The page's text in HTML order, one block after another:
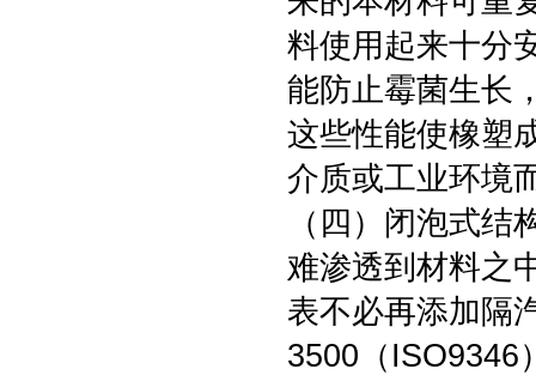
料使用起来十分
能防止霉菌生长
这些性能使橡塑
介质或工业环境
（四）闭泡式
难渗透到材料之
表不必再添加隔
3500（ISO9346